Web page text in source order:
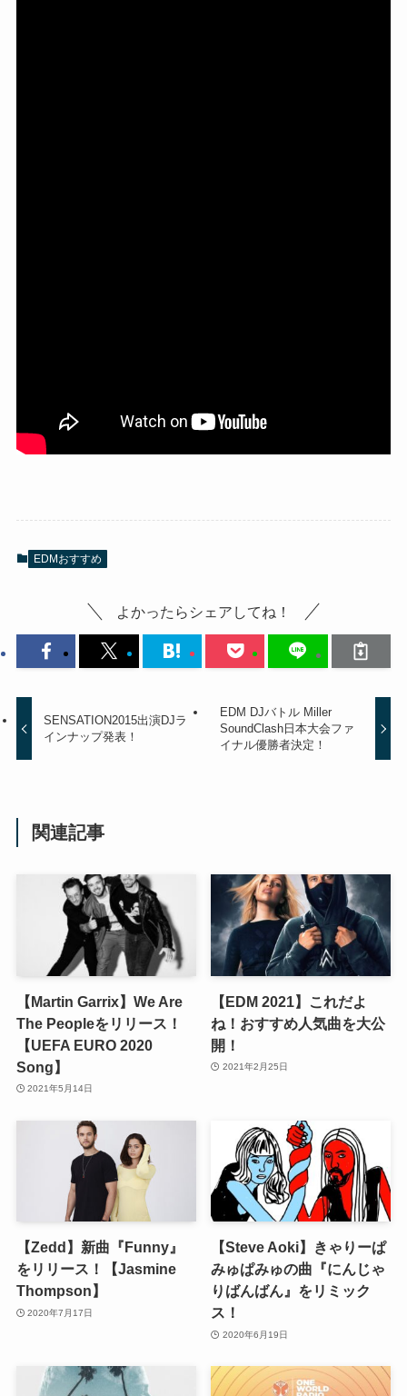
EDMおすすめ
よかったらシェアしてね！
SENSATION2015出演DJラ
インナップ発表！
EDM DJバトル Miller
SoundClash日本大会ファ
イナル優勝者決定！
関連記事
【Martin Garrix】We Are
The Peopleをリリース！
【UEFA EURO 2020
Song】
2021年5月14日
【EDM 2021】これだよ
ね！おすすめ人気曲を大公
開！
2021年2月25日
【Zedd】新曲『Funny』
をリリース！【Jasmine
Thompson】
2020年7月17日
【Steve Aoki】きゃりーぱ
みゅぱみゅの曲『にんじゃ
りばんばん』をリミック
ス！
2020年6月19日